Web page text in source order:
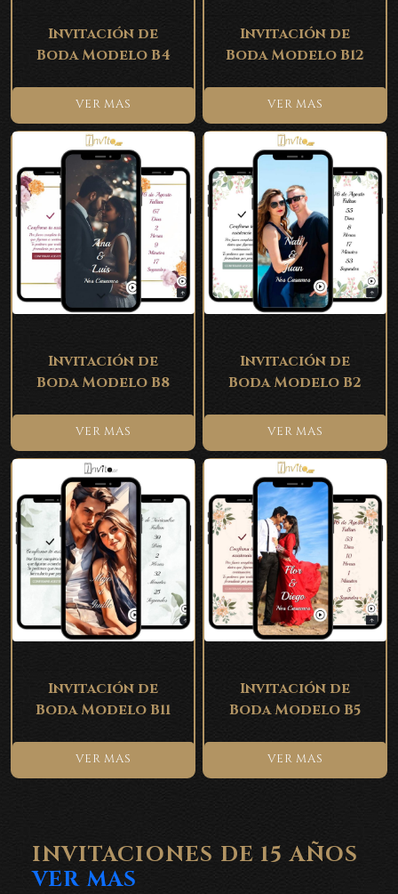
Invitación de
Boda Modelo B4
VER MAS
Invitación de
Boda Modelo B12
VER MAS
Invitación de
Boda Modelo B8
VER MAS
Invitación de
Boda Modelo B2
VER MAS
Invitación de
Boda Modelo B11
VER MAS
Invitación de
Boda Modelo B5
VER MAS
INVITACIONES DE 15 AÑOS
VER MAS